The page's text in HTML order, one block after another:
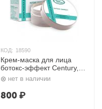
КОД: 18590
Крем-маска для лица
ботокс-эффект Century,
50 мл. Nexxt
нет в наличии
800₽